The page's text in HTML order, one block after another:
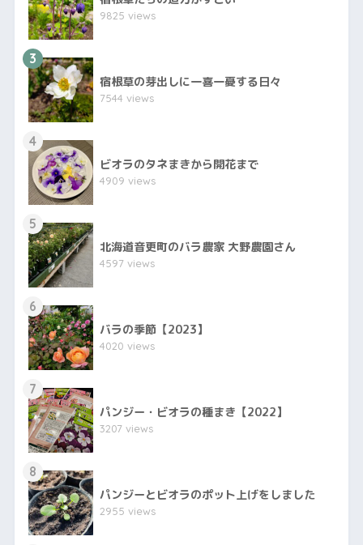
9825 views
3
宿根草の芽出しに一喜一憂する日々
7544 views
4
ビオラのタネまきから開花まで
4909 views
5
北海道音更町のバラ農家 大野農園さん
4597 views
6
バラの季節【2023】
4020 views
7
パンジー・ビオラの種まき【2022】
3207 views
8
パンジーとビオラのポット上げをしました
2955 views